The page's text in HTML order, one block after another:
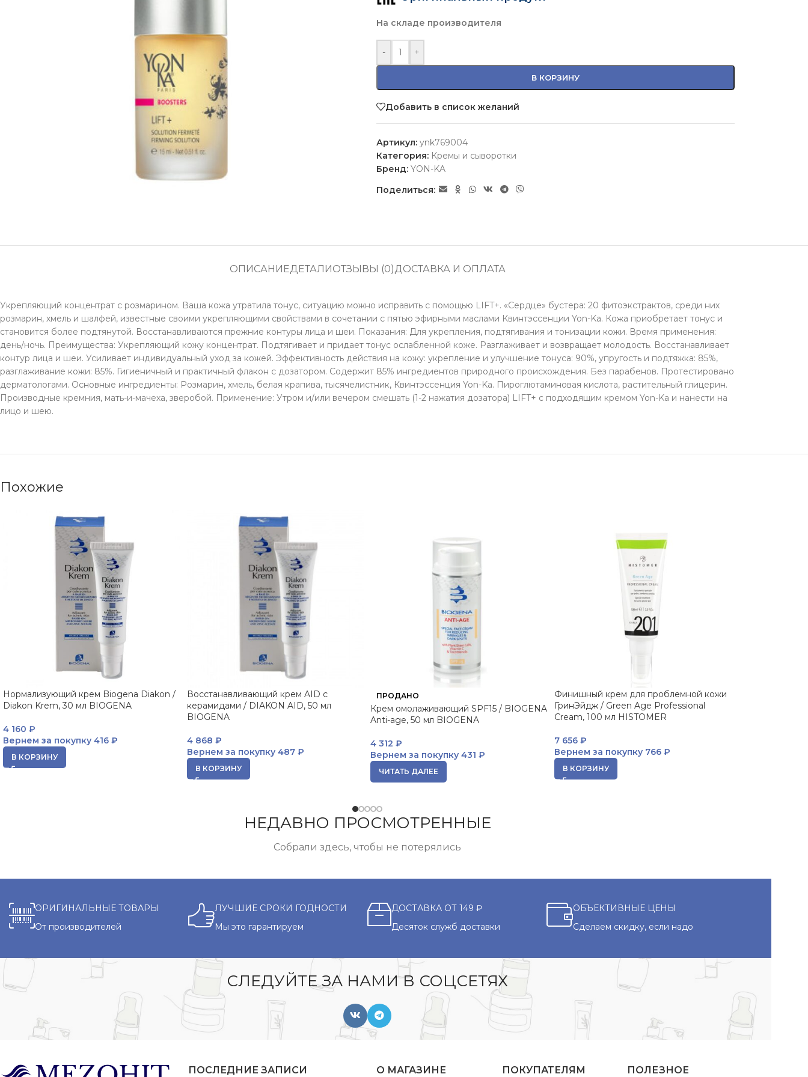
На складе производителя
- +
В КОРЗИНУ
Добавить в список желаний
Артикул: ynk769004
Категория: Кремы и сыворотки
Бренд: YON-KA
Поделиться:
ОПИСАНИЕДЕТАЛИОТЗЫВЫ (0)ДОСТАВКА И ОПЛАТА
Укрепляющий концентрат с розмарином. Ваша кожа утратила тонус, ситуацию можно исправить с помощью LIFT+. «Сердце» бустера: 20 фитоэкстрактов, среди них
розмарин, хмель и шалфей, известные своими укрепляющими свойствами в сочетании с пятью эфирными маслами Квинтэссенции Yon-Ka. Кожа приобретает тонус и
становится более подтянутой. Восстанавливаются прежние контуры лица и шеи. Показания: Для укрепления, подтягивания и тонизации кожи. Время применения:
день/ночь. Преимущества: Укрепляющий кожу концентрат. Подтягивает и придает тонус ослабленной коже. Разглаживает и возвращает молодость. Восстанавливает
контур лица и шеи. Усиливает индивидуальный уход за кожей. Эффективность действия на кожу: укрепление и улучшение тонуса: 90%, упругость и подтяжка: 85%,
разглаживание кожи: 85%. Гигиеничный и практичный флакон с дозатором. Содержит 85% ингредиентов природного происхождения. Без парабенов. Протестировано
дерматологами. Основные ингредиенты: Розмарин, хмель, белая крапива, тысячелистник, Квинтэссенция Yon-Ka. Пироглютаминовая кислота, растительный глицерин.
Производные кремния, мать-и-мачеха, зверобой. Применение: Утром и/или вечером смешать (1-2 нажатия дозатора) LIFT+ с подходящим кремом Yon-Ka и нанести на
лицо и шею.
Похожие
Нормализующий крем Biogena Diakon /
Diakon Krem, 30 мл BIOGENA
4 160 ₽
Вернем за покупку 416 ₽
В КОРЗИНУ
Восстанавливающий крем AID с
керамидами / DIAKON AID, 50 мл
BIOGENA
4 868 ₽
Вернем за покупку487 ₽
В КОРЗИНУ
ПРОДАНО
Крем омолаживающий SPF15 / BIOGENA
Anti-age, 50 мл BIOGENA
4 312 ₽
Вернем за покупку 431 ₽
ЧИТАТЬ ДАЛЕЕ
Финишный крем для проблемной кожи
ГринЭйдж / Green Age Professional
Cream, 100 мл HISTOMER
7 656 ₽
Вернем за покупку766 ₽
В КОРЗИНУ
НЕДАВНО ПРОСМОТРЕННЫЕ
Собрали здесь, чтобы не потерялись
ОРИГИНАЛЬНЫЕ ТОВАРЫ
От производителей
ЛУЧШИЕ СРОКИ ГОДНОСТИ
Мы это гарантируем
ДОСТАВКА ОТ 149 ₽
Десяток служб доставки
ОБЪЕКТИВНЫЕ ЦЕНЫ
Сделаем скидку, если надо
СЛЕДУЙТЕ ЗА НАМИ В СОЦСЕТЯХ
ПОСЛЕДНИЕ ЗАПИСИ О МАГАЗИНЕ ПОКУПАТЕЛЯМ ПОЛЕЗНОЕ